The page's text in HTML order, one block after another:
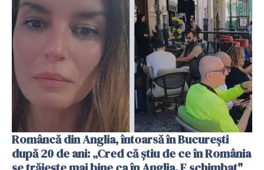
Româncă din Anglia, întoarsă în București
după 20 de ani: „Cred că știu de ce în România